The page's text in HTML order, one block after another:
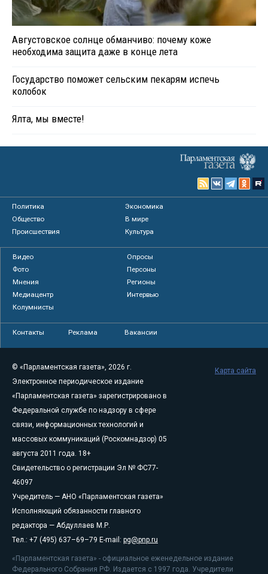
Августовское солнце обманчиво: почему коже
необходима защита даже в конце лета
Государство поможет сельским пекарям испечь
колобок
Ялта, мы вместе!
Политика
Экономика
Общество
В мире
Происшествия
Культура
Видео
Опросы
Фото
Персоны
Мнения
Регионы
Медиацентр
Интервью
Колумнисты
Контакты Реклама Вакансии
© «Парламентская газета», 2026 г.
Электронное периодическое издание
«Парламентская газета» зарегистрировано в
Федеральной службе по надзору в сфере
связи, информационных технологий и
массовых коммуникаций (Роскомнадзор) 05
августа 2011 года. 18+
Свидетельство о регистрации Эл № ФС77-
46097
Учредитель — АНО «Парламентская газета»
Исполняющий обязанности главного
редактора — Абдуллаев М.Р.
Тел.: +7 (495) 637–69–79 E-mail: pg@pnp.ru
«Парламентская газета» - официальное еженедельное издание
Федерального Собрания РФ. Издается с 1997 года. Учредители
Карта сайта